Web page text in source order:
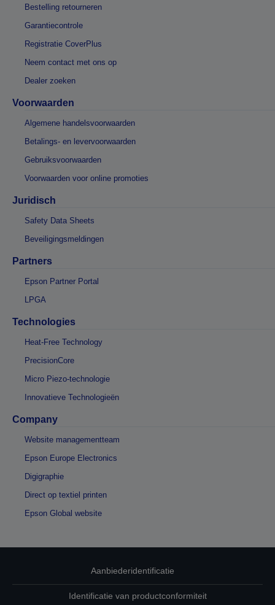
Bestelling retourneren
Garantiecontrole
Registratie CoverPlus
Neem contact met ons op
Dealer zoeken
Voorwaarden
Algemene handelsvoorwaarden
Betalings- en levervoorwaarden
Gebruiksvoorwaarden
Voorwaarden voor online promoties
Juridisch
Safety Data Sheets
Beveiligingsmeldingen
Partners
Epson Partner Portal
LPGA
Technologies
Heat-Free Technology
PrecisionCore
Micro Piezo-technologie
Innovatieve Technologieën
Company
Website managementteam
Epson Europe Electronics
Digigraphie
Direct op textiel printen
Epson Global website
Aanbiederidentificatie
Identificatie van productconformiteit